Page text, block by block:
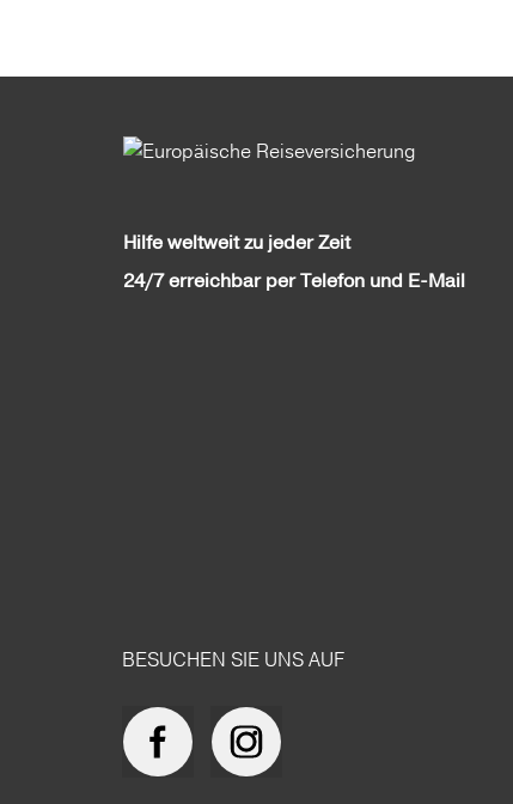
Hilfe weltweit zu jeder Zeit
24/7 erreichbar per Telefon und E-Mail
BESUCHEN SIE UNS AUF